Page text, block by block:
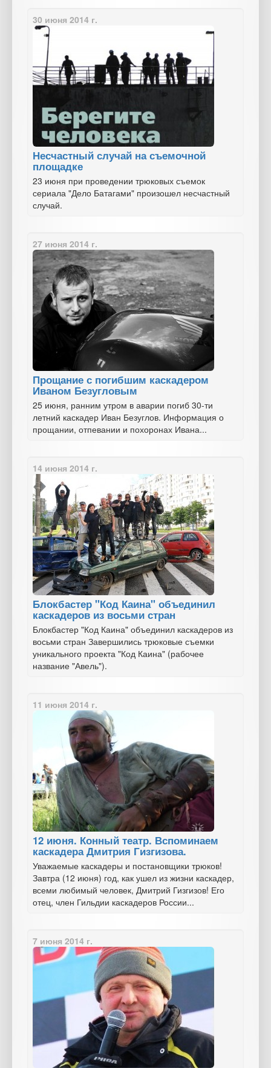
30 июня 2014 г.
Несчастный случай на съемочной
площадке
23 июня при проведении трюковых съемок
сериала "Дело Батагами" произошел несчастный
случай.
27 июня 2014 г.
Прощание с погибшим каскадером
Иваном Безугловым
25 июня, ранним утром в аварии погиб 30-ти
летний каскадер Иван Безуглов. Информация о
прощании, отпевании и похоронах Ивана...
14 июня 2014 г.
Блокбастер "Код Каина" объединил
каскадеров из восьми стран
Блокбастер "Код Каина" объединил каскадеров из
восьми стран Завершились трюковые съемки
уникального проекта "Код Каина" (рабочее
название "Авель").
11 июня 2014 г.
12 июня. Конный театр. Вспоминаем
каскадера Дмитрия Гизгизова.
Уважаемые каскадеры и постановщики трюков!
Завтра (12 июня) год, как ушел из жизни каскадер,
всеми любимый человек, Дмитрий Гизгизов! Его
отец, член Гильдии каскадеров России...
7 июня 2014 г.